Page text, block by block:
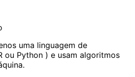
uma linguagem de
ou Python ) e usam algoritmos